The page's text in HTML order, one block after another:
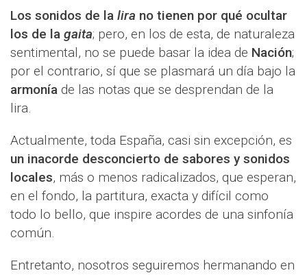
Los sonidos de la lira no tienen por qué ocultar
los de la gaita; pero, en los de esta, de naturaleza
sentimental, no se puede basar la idea de Nación;
por el contrario, sí que se plasmará un día bajo la
armonía de las notas que se desprendan de la
lira.
Actualmente, toda España, casi sin excepción, es
un inacorde desconcierto de sabores y sonidos
locales, más o menos radicalizados, que esperan,
en el fondo, la partitura, exacta y difícil como
todo lo bello, que inspire acordes de una sinfonía
común.
Entretanto, nosotros seguiremos hermanando en